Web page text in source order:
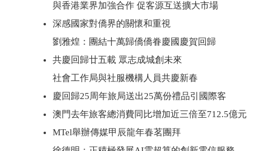
與香港業界加強合作 促客源互送擴大市場
深感國家對僑界的關懷和重視
劉雅煌：團結十萬歸僑僑眷慶國慶賀回歸
共慶回歸廿五載 眾志成城創未來
社會工作局與社服機構人員共慶新春
慶回歸25周年旅局送出25萬份禮品引國際客
澳門去年旅客總消費同比增加近三倍至712.5億元
MTel舉辦傳媒甲辰龍年春茗團拜